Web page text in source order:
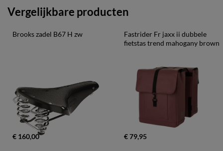
Vergelijkbare producten
Brooks zadel B67 H zw
€ 160,00
Fastrider Fr jaxx ii dubbele
fietstas trend mahogany brown
€ 79,95